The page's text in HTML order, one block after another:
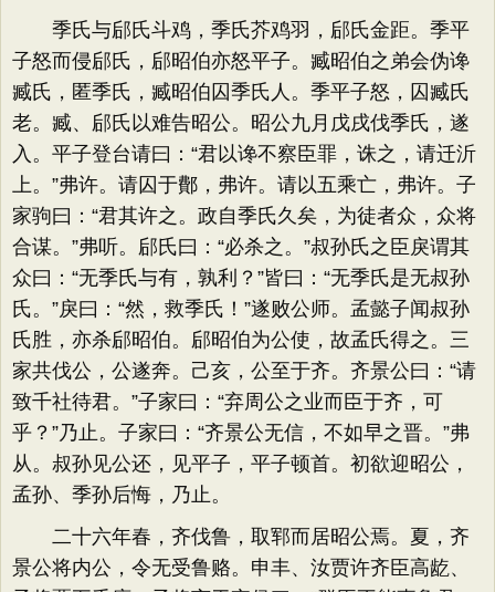
季氏与郈氏斗鸡，季氏芥鸡羽，郈氏金距。季平
子怒而侵郈氏，郈昭伯亦怒平子。臧昭伯之弟会伪谗
臧氏，匿季氏，臧昭伯囚季氏人。季平子怒，囚臧氏
老。臧、郈氏以难告昭公。昭公九月戊戌伐季氏，遂
入。平子登台请曰：“君以谗不察臣罪，诛之，请迁沂
上。”弗许。请囚于鄪，弗许。请以五乘亡，弗许。子
家驹曰：“君其许之。政自季氏久矣，为徒者众，众将
合谋。”弗听。郈氏曰：“必杀之。”叔孙氏之臣戾谓其
众曰：“无季氏与有，孰利？”皆曰：“无季氏是无叔孙
氏。”戾曰：“然，救季氏！”遂败公师。孟懿子闻叔孙
氏胜，亦杀郈昭伯。郈昭伯为公使，故孟氏得之。三
家共伐公，公遂奔。己亥，公至于齐。齐景公曰：“请
致千社待君。”子家曰：“弃周公之业而臣于齐，可
乎？”乃止。子家曰：“齐景公无信，不如早之晋。”弗
从。叔孙见公还，见平子，平子顿首。初欲迎昭公，
孟孙、季孙后悔，乃止。
二十六年春，齐伐鲁，取郓而居昭公焉。夏，齐
景公将内公，令无受鲁赂。申丰、汝贾许齐臣高龁、